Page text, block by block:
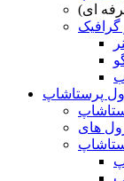
ای)
پرستاشاپ